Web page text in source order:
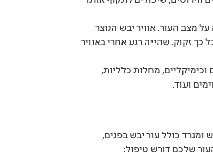
מצב העור. אוויר יבש הנוצר
זקוק. שהייה רגע אחרי באוויר
מחלות כלליות,
ועוד.
ומגרד כולל עור יבש בפנים,
שלכם דורש טיפול: